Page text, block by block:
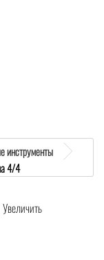
инструменты
4/4
Увеличить